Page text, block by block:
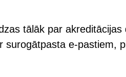
tālāk par akreditācijas
surogātpasta e-pastiem,